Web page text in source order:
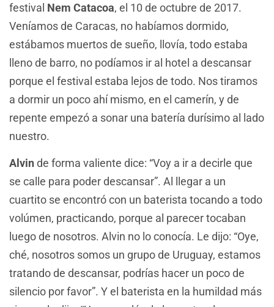
festival Nem Catacoa, el 10 de octubre de 2017.
Veníamos de Caracas, no habíamos dormido,
estábamos muertos de sueño, llovía, todo estaba
lleno de barro, no podíamos ir al hotel a descansar
porque el festival estaba lejos de todo. Nos tiramos
a dormir un poco ahí mismo, en el camerín, y de
repente empezó a sonar una batería durísimo al lado
nuestro.
Alvinde forma valiente dice: “Voy a ir a decirle que
se calle para poder descansar”. Al llegar a un
cuartito se encontró con un baterista tocando a todo
volúmen, practicando, porque al parecer tocaban
luego de nosotros. Alvin no lo conocía. Le dijo: “Oye,
ché, nosotros somos un grupo de Uruguay, estamos
tratando de descansar, podrías hacer un poco de
silencio por favor”. Y el baterista en la humildad más